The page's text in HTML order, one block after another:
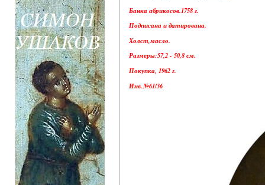
Банка абрикосов.1758 г.
Подписана и датирована.
Холст,масло.
Размеры:57,2 - 50,8 см.
Покупка, 1962 г.
Инв.№61/36